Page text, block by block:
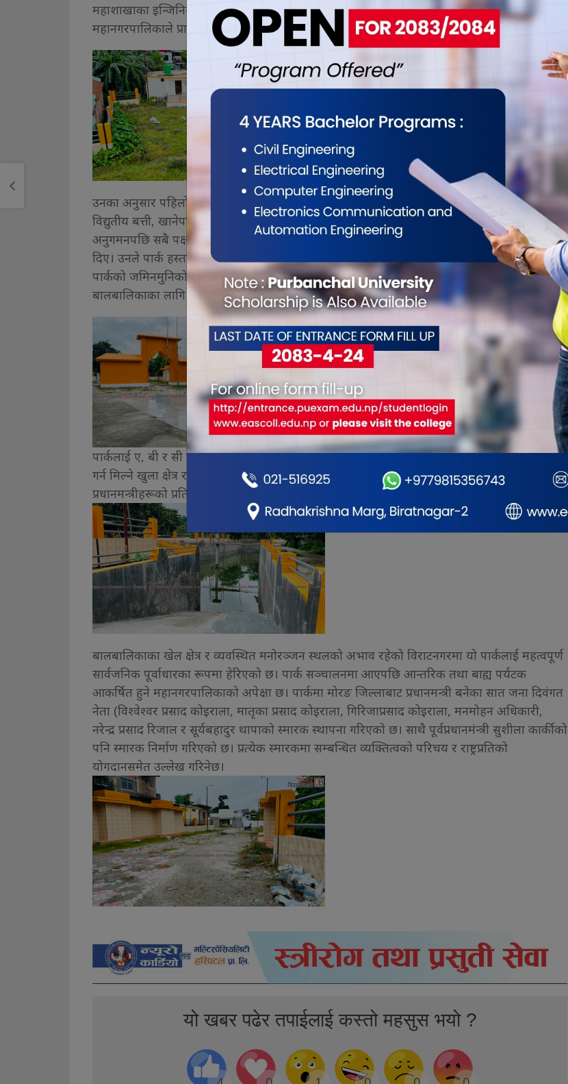
महाशाखाका इन्जिनियर सुजन श्रेष्ठका अनुसार हाल पार्कको सम्पूर्ण निर्माण कार्य सकिएको छ। अब
महानगरपालिकाले प्राविधिक अनुगमन सम्पन्न गरेपछि मात्रै निर्माण व्यवसायीबाट पार्क हस्तान्तरण गरिनेछ।
उनका अनुसार पहिलो चरणको अनुगमन असार २८ गतेका लागि तय गरिएको छ। अनुगमनका क्रममा
विद्युतीय बत्ती, खानेपानी तथा धारा, संरचनाको गुणस्तर लगायतका प्राविधिक पक्षको परीक्षण गरिनेछ।
अनुगमनपछि सबै पक्ष सन्तोषजनक देखिए पार्क महानगरपालिकालाई हस्तान्तरण गरिने श्रेष्ठले जानकारी
दिए। उनले पार्क हस्तान्तरणपछि सञ्चालन कार्यविधि तयार गरी सर्वसाधारणका लागि खुला गरिने बताए।
पार्कको जमिनमुनिको भाग खाली राख्ने निर्णय गरिएको छ भने प्राकृतिक घाँस र दुबो संरक्षण गरिनेछ।
बालबालिकाका लागि खेल सामग्री भने हस्तान्तरणपछि जडान गरिने योजना रहेको उनले बताए।
पार्कलाई ए, बी र सी गरी तीन ब्लकमा विभाजन गरिएको छ। ए ब्लकमा खुला सांगीतिक कार्यक्रम सञ्चालन
गर्न मिल्ने खुला क्षेत्र रहनेछ। बी ब्लकमा श्रद्धाञ्जली स्मारक, बाल उद्यान, विश्रामस्थल तथा दिवंगत
प्रधानमन्त्रीहरूको प्रतिमा स्थापना गरिएको छ। सी ब्लकमा स्नानस्थल र बोटिङ क्षेत्र निर्माण गरिएको छ।
बालबालिकाका खेल क्षेत्र र व्यवस्थित मनोरञ्जन स्थलको अभाव रहेको विराटनगरमा यो पार्कलाई महत्वपूर्ण
सार्वजनिक पूर्वाधारका रूपमा हेरिएको छ। पार्क सञ्चालनमा आएपछि आन्तरिक तथा बाह्य पर्यटक
आकर्षित हुने महानगरपालिकाको अपेक्षा छ। पार्कमा मोरङ जिल्लाबाट प्रधानमन्त्री बनेका सात जना दिवंगत
नेता (विश्वेश्वर प्रसाद कोइराला, मातृका प्रसाद कोइराला, गिरिजाप्रसाद कोइराला, मनमोहन अधिकारी,
नरेन्द्र प्रसाद रिजाल र सूर्यबहादुर थापाको स्मारक स्थापना गरिएको छ। साथै पूर्वप्रधानमंन्त्री सुशीला कार्कीको
पनि स्मारक निर्माण गरिएको छ। प्रत्येक स्मारकमा सम्बन्धित व्यक्तित्वको परिचय र राष्ट्रप्रतिको
योगदानसमेत उल्लेख गरिनेछ।
यो खबर पढेर तपाईलाई कस्तो महसुस भयो ?